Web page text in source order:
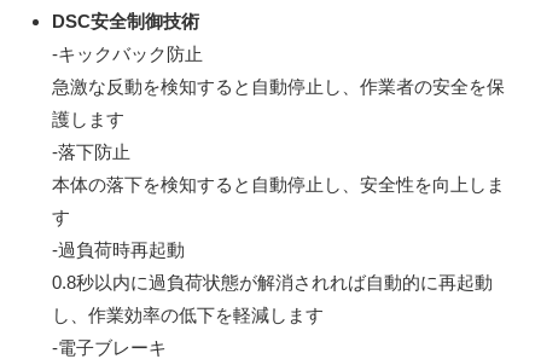
DSC安全制御技術
-キックバック防止
急激な反動を検知すると自動停止し、作業者の安全を保
護します
-落下防止
本体の落下を検知すると自動停止し、安全性を向上しま
す
-過負荷時再起動
0.8秒以内に過負荷状態が解消されれば自動的に再起動
し、作業効率の低下を軽減します
-電子ブレーキ